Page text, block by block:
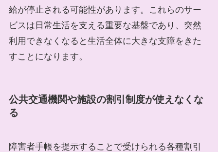
給が停止される可能性があります。これらのサー
ビスは日常生活を支える重要な基盤であり、突然
利用できなくなると生活全体に大きな支障をきた
すことになります。
公共交通機関や施設の割引制度が使えなくな
る
障害者手帳を提示することで受けられる各種割引